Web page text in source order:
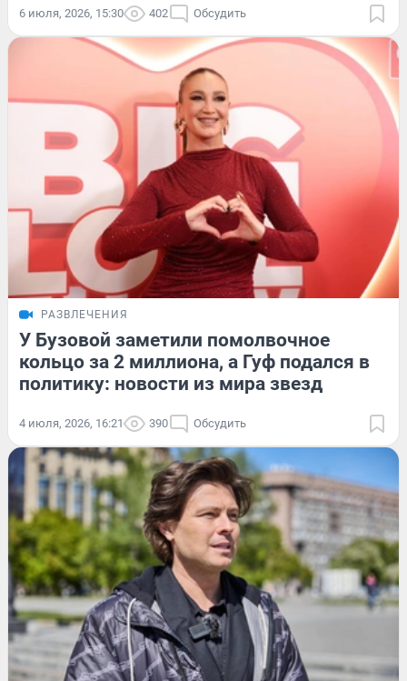
6 июля, 2026, 15:30 402 Обсудить
РАЗВЛЕЧЕНИЯ
У Бузовой заметили помолвочное
кольцо за 2 миллиона, а Гуф подался в
политику: новости из мира звезд
4 июля, 2026, 16:21 390 Обсудить